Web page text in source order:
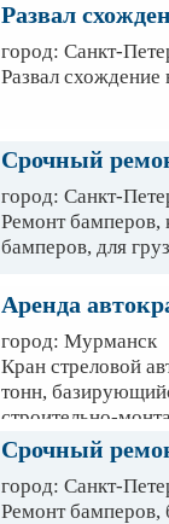
Развал
город: Санкт-
Развал
Срочный
город: Санкт-
Ремонт бамперов,
бамперов, для
Аренда
город: Мурманск
Кран стреловой
тонн,
строительно-
высокой
оснащена
изготовленной из
Срочный
город: Санкт-
Ремонт бамперов,